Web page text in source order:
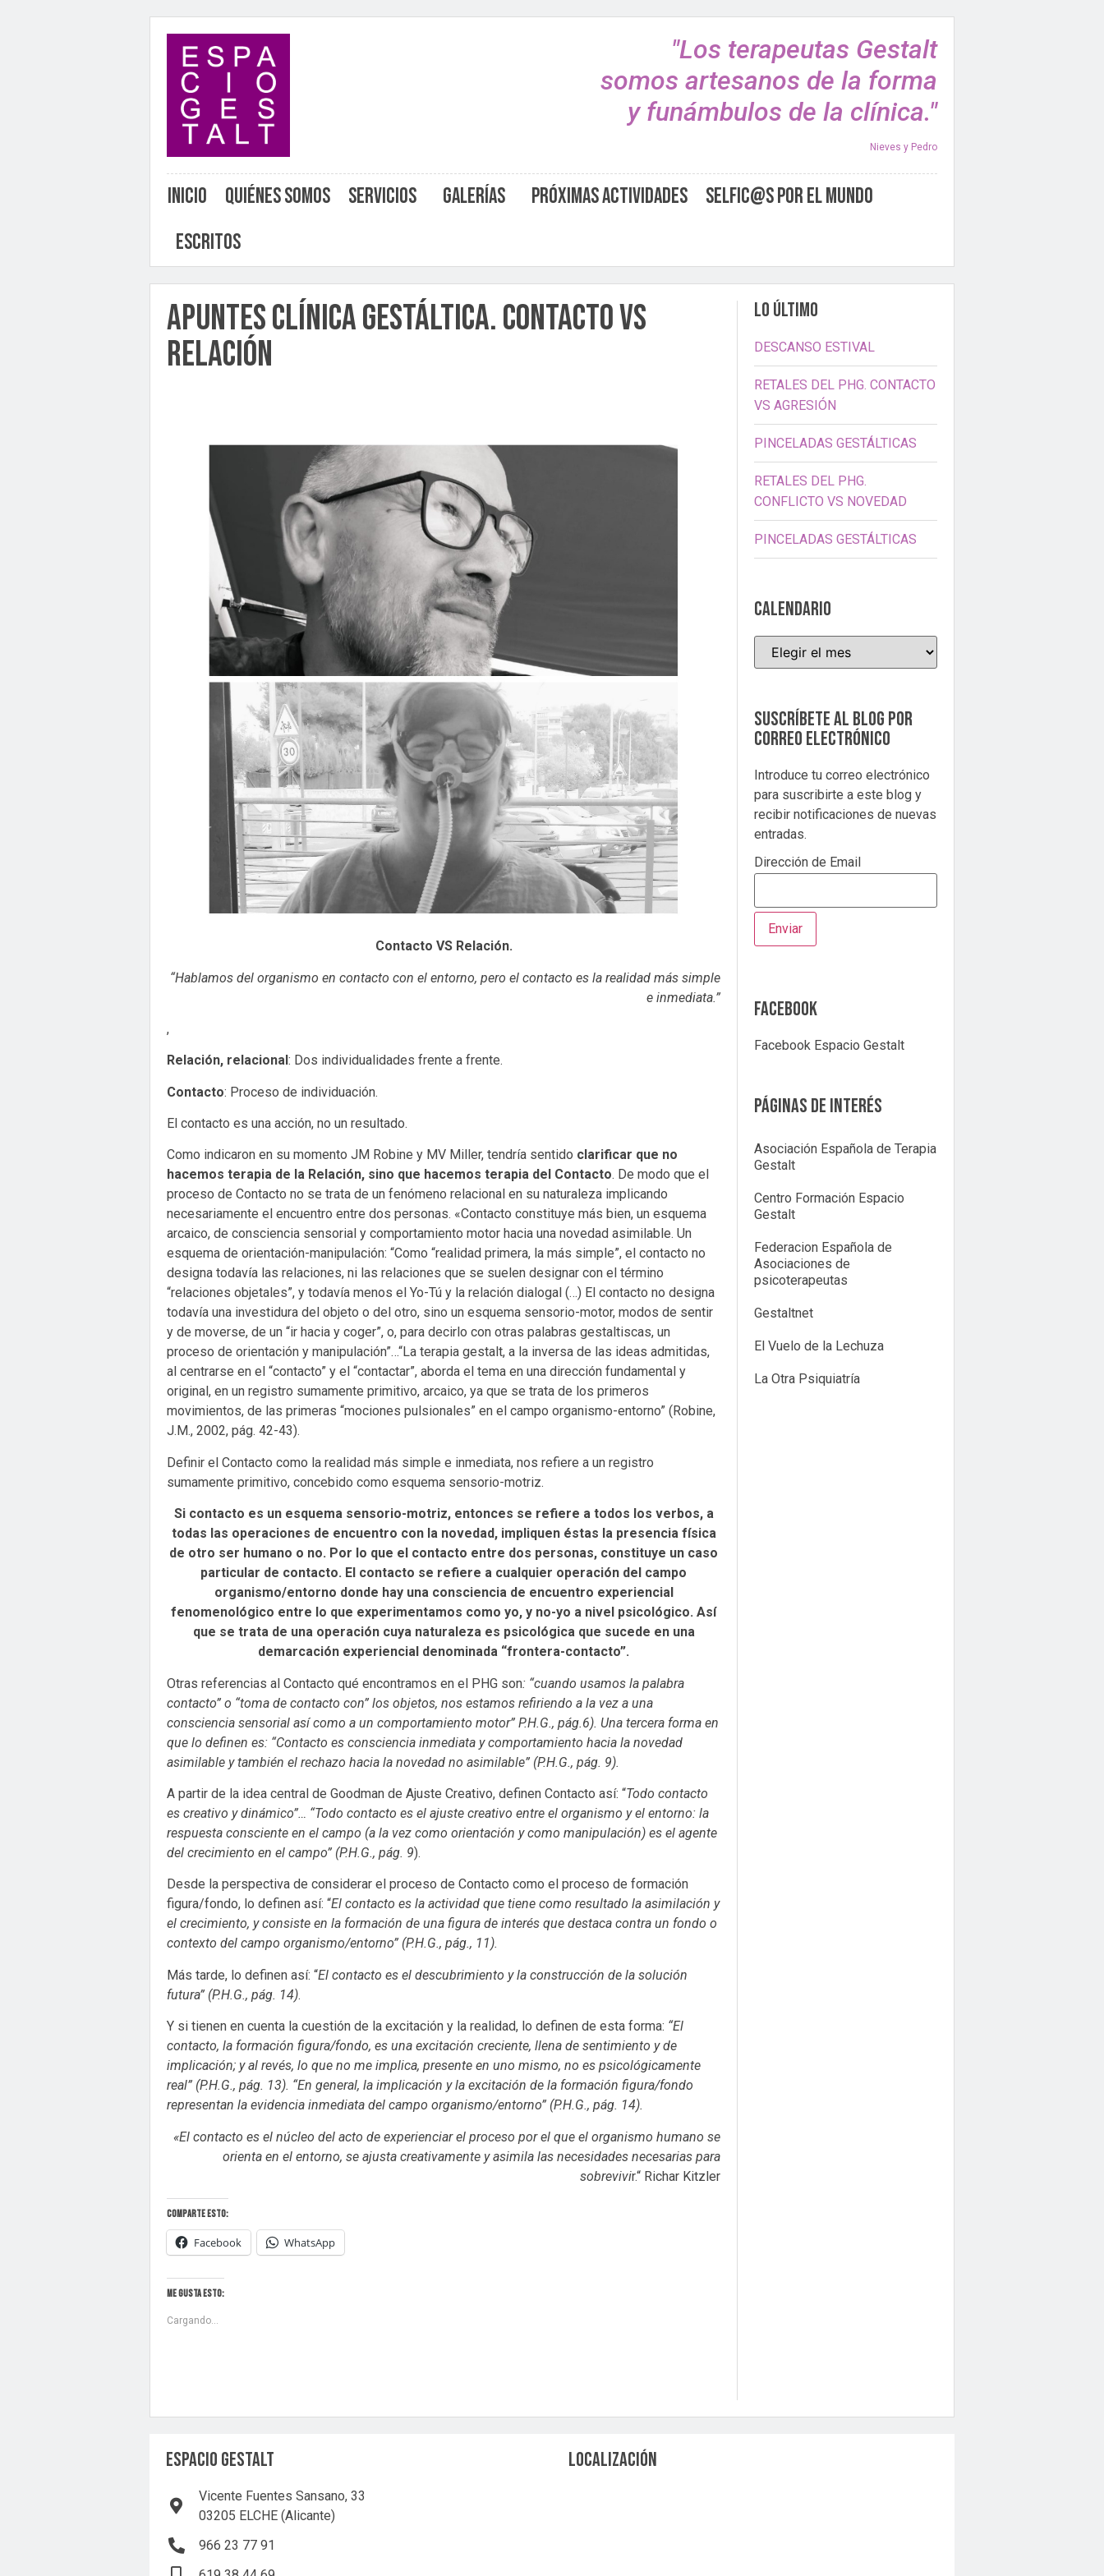
"Los terapeutas Gestalt
somos artesanos de la forma
y funámbulos de la clínica."
Nieves y Pedro
Inicio Quiénes somos Servicios Galerías Próximas Actividades
Selfic@s por el Mundo
Escritos
Apuntes Clínica Gestáltica. Contacto VS
Relación
Contacto VS Relación.
“Hablamos del organismo en contacto con el entorno, pero el contacto es la realidad más simple
e inmediata.”
,
Relación, relacional : Dos individualidades frente a frente.
Contacto: Proceso de individuación.
El contacto es una acción, no un resultado.
Como indicaron en su momento JM Robine y MV Miller, tendría sentido clarificar que no
hacemos terapia de la Relación, sino que hacemos terapia del Contacto. De modo que el
proceso de Contacto no se trata de un fenómeno relacional en su naturaleza implicando
necesariamente el encuentro entre dos personas. «Contacto constituye más bien, un esquema
arcaico, de consciencia sensorial y comportamiento motor hacia una novedad asimilable. Un
esquema de orientación-manipulación: “Como “realidad primera, la más simple”, el contacto no
designa todavía las relaciones, ni las relaciones que se suelen designar con el término
“relaciones objetales”, y todavía menos el Yo-Tú y la relación dialogal (…) El contacto no designa
todavía una investidura del objeto o del otro, sino un esquema sensorio-motor, modos de sentir
y de moverse, de un “ir hacia y coger”, o, para decirlo con otras palabras gestaltiscas, un
proceso de orientación y manipulación”…“La terapia gestalt, a la inversa de las ideas admitidas,
al centrarse en el “contacto” y el “contactar”, aborda el tema en una dirección fundamental y
original, en un registro sumamente primitivo, arcaico, ya que se trata de los primeros
movimientos, de las primeras “mociones pulsionales” en el campo organismo-entorno” (Robine,
J.M., 2002, pág. 42-43).
Definir el Contacto como la realidad más simple e inmediata, nos refiere a un registro
sumamente primitivo, concebido como esquema sensorio-motriz.
Si contacto es un esquema sensorio-motriz, entonces se refiere a todos los verbos, a
todas las operaciones de encuentro con la novedad, impliquen éstas la presencia física
de otro ser humano o no. Por lo que el contacto entre dos personas, constituye un caso
particular de contacto. El contacto se refiere a cualquier operación del campo
organismo/entorno donde hay una consciencia de encuentro experiencial
fenomenológico entre lo que experimentamos como yo, y no-yo a nivel psicológico. Así
que se trata de una operación cuya naturaleza es psicológica que sucede en una
demarcación experiencial denominada “frontera-contacto”.
Otras referencias al Contacto qué encontramos en el PHG son: “cuando usamos la palabra
contacto” o “toma de contacto con” los objetos, nos estamos refiriendo a la vez a una
consciencia sensorial así como a un comportamiento motor” P.H.G., pág.6). Una tercera forma en
que lo definen es: “Contacto es consciencia inmediata y comportamiento hacia la novedad
asimilable y también el rechazo hacia la novedad no asimilable” (P.H.G., pág. 9).
A partir de la idea central de Goodman de Ajuste Creativo, definen Contacto así: “Todo contacto
es creativo y dinámico”… “Todo contacto es el ajuste creativo entre el organismo y el entorno: la
respuesta consciente en el campo (a la vez como orientación y como manipulación) es el agente
del crecimiento en el campo” (P.H.G., pág. 9).
Desde la perspectiva de considerar el proceso de Contacto como el proceso de formación
figura/fondo, lo definen así: “El contacto es la actividad que tiene como resultado la asimilación y
el crecimiento, y consiste en la formación de una figura de interés que destaca contra un fondo o
contexto del campo organismo/entorno” (P.H.G., pág., 11).
Más tarde, lo definen así: “El contacto es el descubrimiento y la construcción de la solución
futura” (P.H.G., pág. 14).
Y si tienen en cuenta la cuestión de la excitación y la realidad, lo definen de esta forma: “El
contacto, la formación figura/fondo, es una excitación creciente, llena de sentimiento y de
implicación; y al revés, lo que no me implica, presente en uno mismo, no es psicológicamente
real” (P.H.G., pág. 13). “En general, la implicación y la excitación de la formación figura/fondo
representan la evidencia inmediata del campo organismo/entorno” (P.H.G., pág. 14).
«El contacto es el núcleo del acto de experienciar el proceso por el que el organismo humano se
orienta en el entorno, se ajusta creativamente y asimila las necesidades necesarias para
sobrevivir.“ Richar Kitzler
Comparte esto:
Facebook WhatsApp
Me gusta esto:
Cargando...
LO ÚLTIMO
DESCANSO ESTIVAL
RETALES DEL PHG. CONTACTO
VS AGRESIÓN
PINCELADAS GESTÁLTICAS
RETALES DEL PHG.
CONFLICTO VS NOVEDAD
PINCELADAS GESTÁLTICAS
CALENDARIO
Suscríbete al blog por
correo electrónico
Introduce tu correo electrónico
para suscribirte a este blog y
recibir notificaciones de nuevas
entradas.
Dirección de Email
Facebook
Facebook Espacio Gestalt
Páginas de interés
Asociación Española de Terapia
Gestalt
Centro Formación Espacio
Gestalt
Federacion Española de
Asociaciones de
psicoterapeutas
Gestaltnet
El Vuelo de la Lechuza
La Otra Psiquiatría
ESPACIO GESTALT
Vicente Fuentes Sansano, 33
03205 ELCHE (Alicante)
966 23 77 91
LOCALIZACIÓN